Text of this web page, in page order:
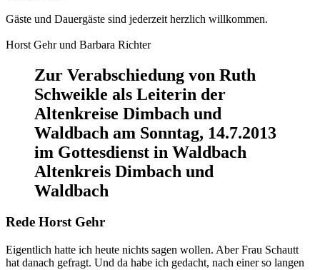
Gäste und Dauergäste sind jederzeit herzlich willkommen.
Horst Gehr und Barbara Richter
Zur Verabschiedung von Ruth
Schweikle als Leiterin der
Altenkreise Dimbach und
Waldbach am Sonntag, 14.7.2013
im Gottesdienst in Waldbach
Altenkreis Dimbach und
Waldbach
Rede Horst Gehr
Eigentlich hatte ich heute nichts sagen wollen. Aber Frau Schautt
hat danach gefragt. Und da habe ich gedacht, nach einer so langen